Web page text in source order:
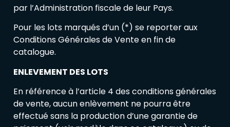
par l’Administration fiscale de leur Pays.
Pour les lots marqués d’un (*) se reporter aux
Conditions Générales de Vente en fin de
catalogue.
ENLEVEMENT DES LOTS
En référence à l’article 4 des conditions générales
de vente, aucun enlèvement ne pourra être
effectué sans la production d’une garantie de